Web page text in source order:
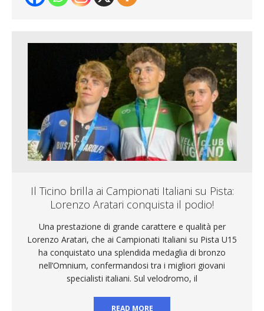
Il Ticino brilla ai Campionati Italiani su Pista:
Lorenzo Aratari conquista il podio!
Una prestazione di grande carattere e qualità per
Lorenzo Aratari, che ai Campionati Italiani su Pista U15
ha conquistato una splendida medaglia di bronzo
nell’Omnium, confermandosi tra i migliori giovani
specialisti italiani. Sul velodromo, il
READ MORE